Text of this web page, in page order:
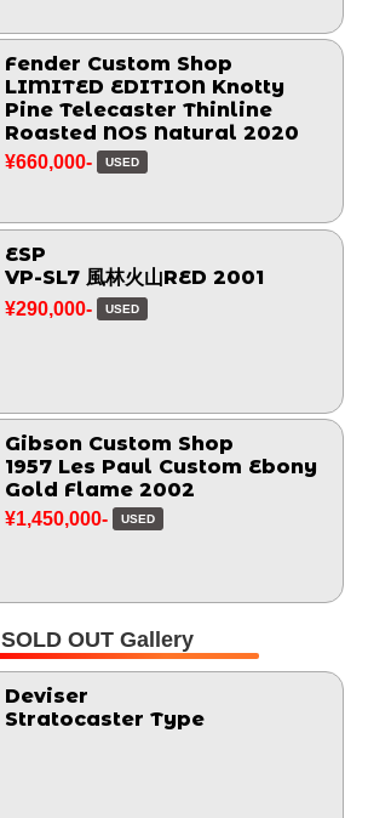
Fender Custom Shop
LIMITED EDITION Knotty
Pine Telecaster Thinline
Roasted NOS Natural 2020
¥660,000- USED
ESP
VP-SL7 風林火山RED 2001
¥290,000- USED
Gibson Custom Shop
1957 Les Paul Custom Ebony
Gold Flame 2002
¥1,450,000- USED
SOLD OUT Gallery
Deviser
Stratocaster Type